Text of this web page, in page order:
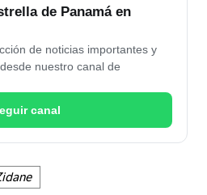
de Panamá en
de noticias importantes y
nuestro canal de
canal